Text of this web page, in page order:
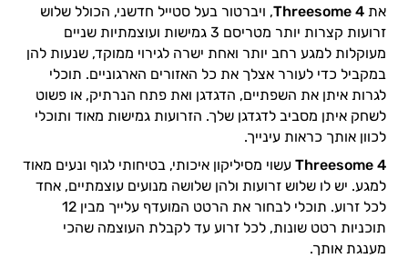
את Threesome 4, ויברטור בעל סטייל חדשני, הכולל שלוש
זרועות קצרות יותר מטריסם 3 גמישות ועוצמתיות שניים
מעוקלות למגע רחב יותר ואחת ישרה לגירוי ממוקד, שנעות להן
במקביל כדי לעורר אצלך את כל האזורים הארגוניים. תוכלי
לגרות איתן את השפתיים, הדגדגן ואת פתח הנרתיק, או פשוט
לשחק איתן מסביב לדגדגן שלך. הזרועות גמישות מאוד ותוכלי
לכוון אותך כראות עינייך.
Threesome 4 עשוי מסיליקון איכותי, בטיחותי לגוף ונעים מאוד
למגע. יש לו שלוש זרועות ולהן שלושה מנועים עוצמתיים, אחד
לכל זרוע. תוכלי לבחור את הרטט המועדף עלייך מבין 12
תוכניות רטט שונות, לכל זרוע עד לקבלת העוצמה שהכי
מענגת אותך.